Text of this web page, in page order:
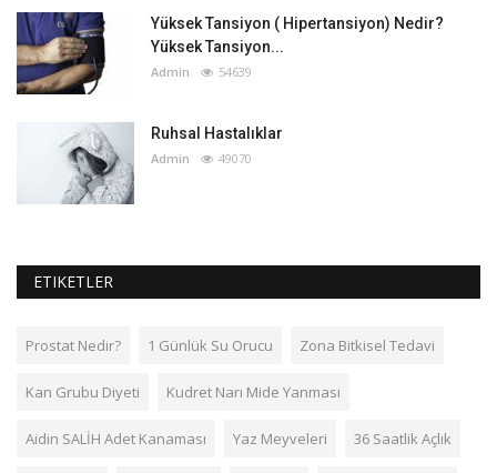
Yüksek Tansiyon ( Hipertansiyon) Nedir?
Yüksek Tansiyon...
Admin 54639
Ruhsal Hastalıklar
Admin 49070
ETIKETLER
Prostat Nedir? 1 Günlük Su Orucu Zona Bitkisel Tedavi
Kan Grubu Diyeti Kudret Narı Mide Yanması
Aidin SALİH Adet Kanaması Yaz Meyveleri 36 Saatlik Açlık